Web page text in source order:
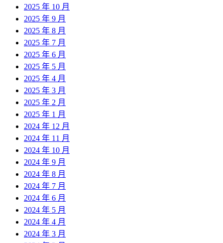
2025 年 10 月
2025 年 9 月
2025 年 8 月
2025 年 7 月
2025 年 6 月
2025 年 5 月
2025 年 4 月
2025 年 3 月
2025 年 2 月
2025 年 1 月
2024 年 12 月
2024 年 11 月
2024 年 10 月
2024 年 9 月
2024 年 8 月
2024 年 7 月
2024 年 6 月
2024 年 5 月
2024 年 4 月
2024 年 3 月